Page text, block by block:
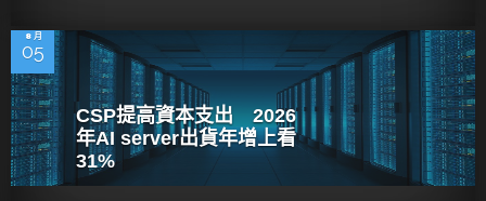
8 月
05
CSP提高資本支出 2026
年AI server出貨年增上看
31%